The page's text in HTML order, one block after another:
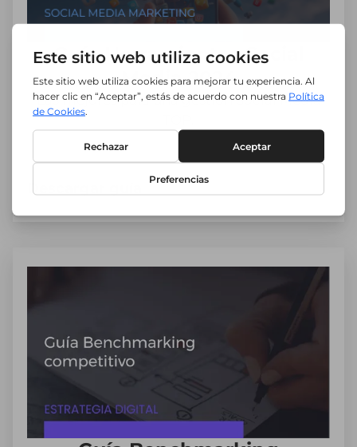
Guía Herramientas Social
Media 2024
Las mejores para una gestión Social Media